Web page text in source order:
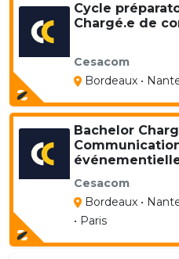
Cycle
Chargé.e de
Cesacom
Bordeaux •
Bachelor
Cesacom
Bordeaux •
• Paris